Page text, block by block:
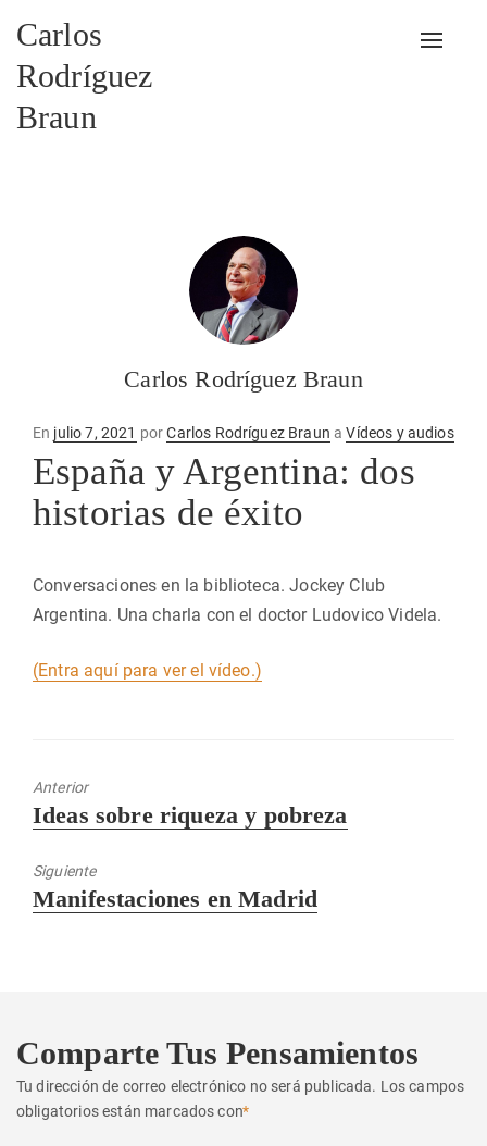
Carlos
Rodríguez
Braun
Carlos Rodríguez Braun
En Publicado
en
julio 7, 2021 porCarlos Rodríguez Braun aVídeos y audios
España y Argentina: dos
historias de éxito
Conversaciones en la biblioteca. Jockey Club
Argentina. Una charla con el doctor Ludovico Videla.
(Entra aquí para ver el vídeo.)
Anterior
Entrada
Ideas sobre riqueza y pobreza
Siguiente
Entrada
Manifestaciones en Madrid
Comparte Tus Pensamientos
Tu dirección de correo electrónico no será publicada. Los campos
obligatorios están marcados con*